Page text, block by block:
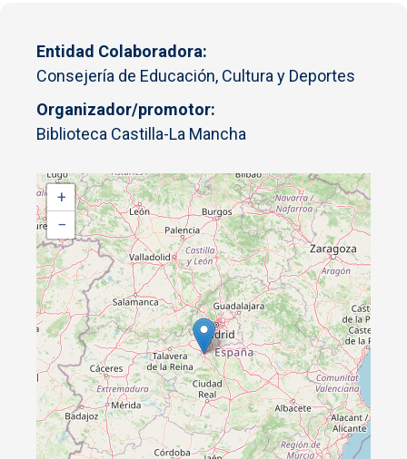
Entidad Colaboradora
Consejería de Educación, Cultura y Deportes
Organizador/promotor
Biblioteca Castilla-La Mancha
+
−